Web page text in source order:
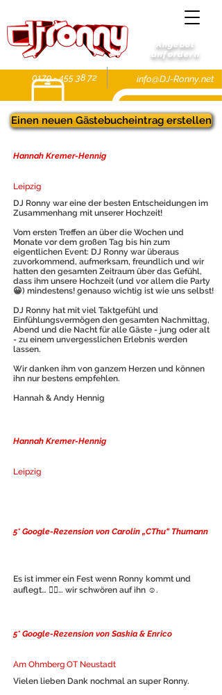
Angebot
anfordern
0179 - 455 38 72 info@DJ-Ronny.net
Einen neuen Gästebucheintrag erstellen
Hannah Kremer-Hennig
Leipzig
DJ Ronny war eine der besten Entscheidungen im
Zusammenhang mit unserer Hochzeit!
Vom ersten Treffen an über die Wochen und
Monate vor dem großen Tag bis hin zum
eigentlichen Event: DJ Ronny war überaus
zuvorkommend, aufmerksam, freundlich und wir
hatten den gesamten Zeitraum über das Gefühl,
dass ihm unsere Hochzeit (und vor allem die Party
😀) mindestens! genauso wichtig ist wie uns selbst!
DJ Ronny hat mit viel Taktgefühl und
Einfühlungsvermögen den gesamten Nachmittag,
Abend und die Nacht für alle Gäste - jung oder alt
- zu einem unvergesslichen Erlebnis werden
lassen.
Wir danken ihm von ganzem Herzen und können
ihn nur bestens empfehlen.
Hannah & Andy Hennig
Hannah Kremer-Hennig
Leipzig
5* Google-Rezension von Carolin „CThu“ Thumann
Es ist immer ein Fest wenn Ronny kommt und
auflegt… 👌🏻… wir schwören auf ihn ☺️.
5* Google-Rezension von Saskia & Enrico
Am Ohmberg OT Neustadt
Vielen lieben Dank nochmal an super Ronny.